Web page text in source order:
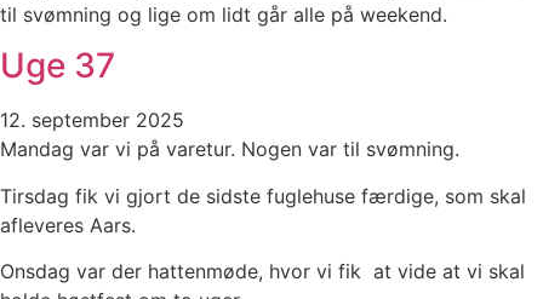
til svømning og lige om lidt går alle på weekend.
Uge 37
12. september 2025
Mandag var vi på varetur. Nogen var til svømning.
Tirsdag fik vi gjort de sidste fuglehuse færdige, som skal
afleveres Aars.
Onsdag var der hattenmøde, hvor vi fik at vide at vi skal